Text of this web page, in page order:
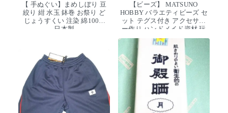
【 手ぬぐい】まめしぼり 豆
絞り 紺 水玉 鉢巻 お祭り ど
じょうすくい 注染 綿100%
日本製
【ビーズ】 MATSUNO
HOBBY バラエティビーズ セ
ット テグス付き アクセサリ
ー作り ハンドメイド資材 玩
具 デッドストック